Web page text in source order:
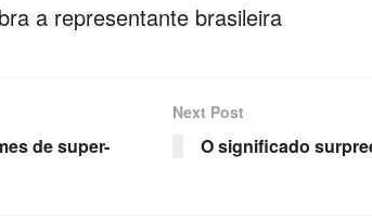
a representante brasileira
de super-
Next Post
O significado